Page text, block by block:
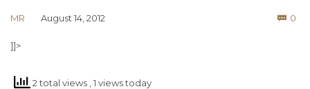
MR August 14, 2012  0
]]>
2 total views , 1 views today